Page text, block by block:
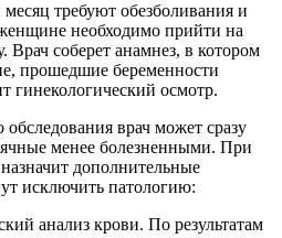
требуют обезболивания и
необходимо прийти на
Врач соберет анамнез, в котором
прошедшие беременности
гинекологический осмотр.
обследования врач может сразу
менее болезненными. При
дополнительные
исключить патологию:
анализ крови. По результатам